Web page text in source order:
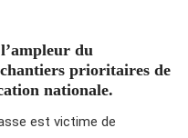
du
prioritaires de
nationale.
est victime de